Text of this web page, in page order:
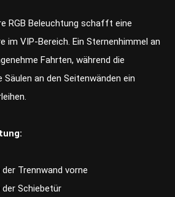
RGB Beleuchtung schafft eine
im VIP-Bereich. Ein Sternenhimmel an
Fahrten, während die
an den Seitenwänden ein
Trennwand vorne
Schiebetür